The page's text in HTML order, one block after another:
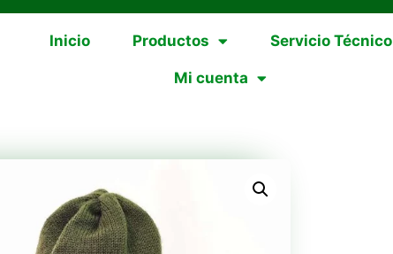
Inicio Productos Servicio Técnico
Mi cuenta